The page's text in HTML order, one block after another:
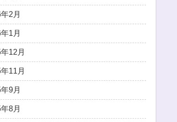
2月
1月
12月
11月
9月
8月